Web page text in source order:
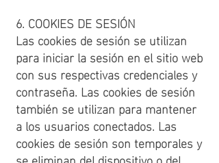
6. COOKIES DE SESIÓN
Las cookies de sesión se utilizan
para iniciar la sesión en el sitio web
con sus respectivas credenciales y
contraseña. Las cookies de sesión
también se utilizan para mantener
a los usuarios conectados. Las
cookies de sesión son temporales y